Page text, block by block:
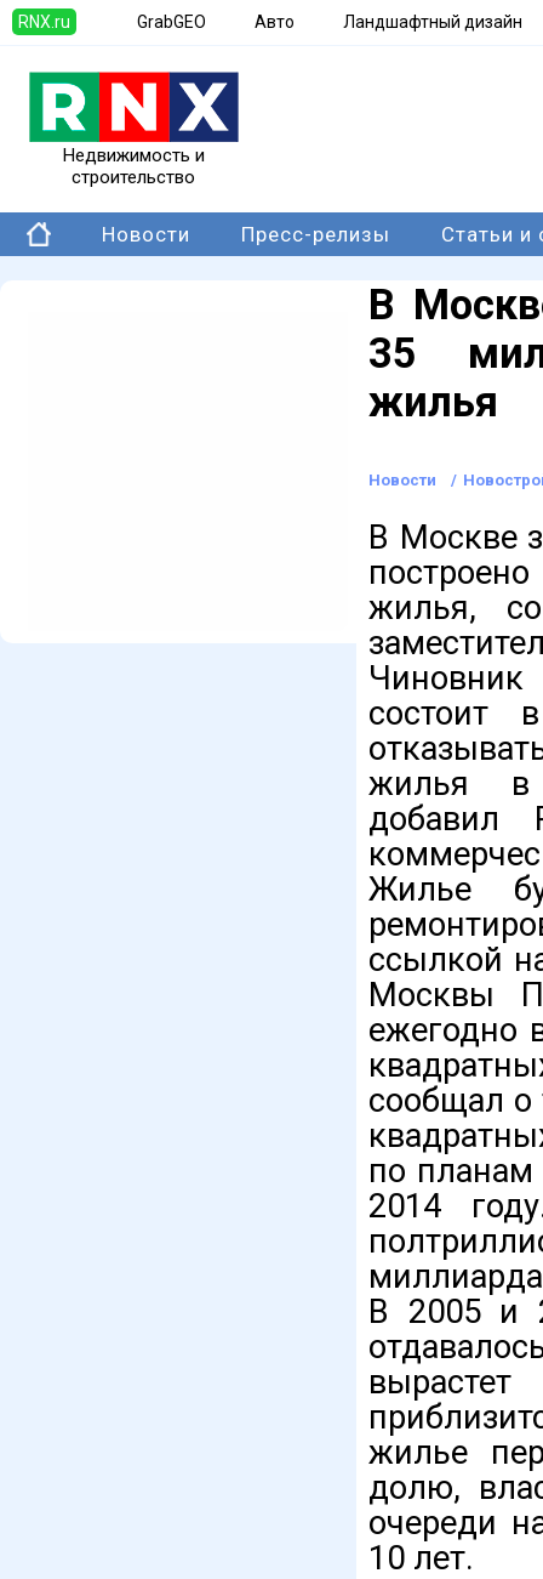
RNX.ru GrabGEO Авто Ландшафтный дизайн
Недвижимость и
строительство
Новости Пресс-релизы Статьи и
В
35
жилья
Новости /
В Москве
жилья,
Чиновник
состоит
жилья в
добавил
Жилье
ссылкой
Москвы
ежегодно
сообщал о
по
2014
В 2005 и
жилье
долю,
очереди
10 лет.